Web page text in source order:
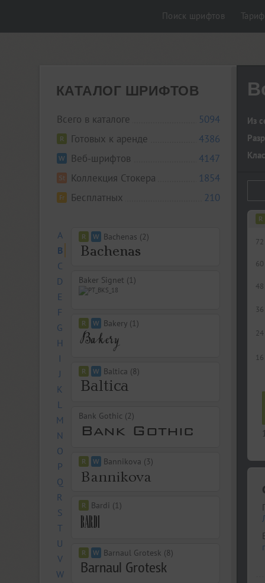
Поиск шрифтов
КАТАЛОГ ШРИФТОВ
Всего в каталоге
5094
Готовых к аренде
4386
Веб-шрифтов
4147
Коллекция Стокера
1854
Бесплатных
210
A
B
C
D
E
F
G
H
I
J
K
L
M
N
O
P
Q
R
S
T
U
V
W
Bachenas (2)
Baker Signet (1)
Bakery (1)
Baltica (8)
Bank Gothic (2)
Bannikova (3)
Bardi (1)
Barnaul Grotesk (8)
Из